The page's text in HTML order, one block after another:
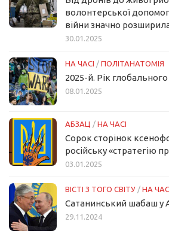
волонтерської
війни значно
30.01.2025
НА ЧАСІ / ПОЛІТАНАТОМІЯ
2025-й. Рік
08.01.2025
АБЗАЦ / НА ЧАСІ
Сорок сторінок
російську «стратегію
03.01.2025
ВІСТІ З ТОГО СВІТУ / НА
Сатанинський шабаш у
29.11.2024